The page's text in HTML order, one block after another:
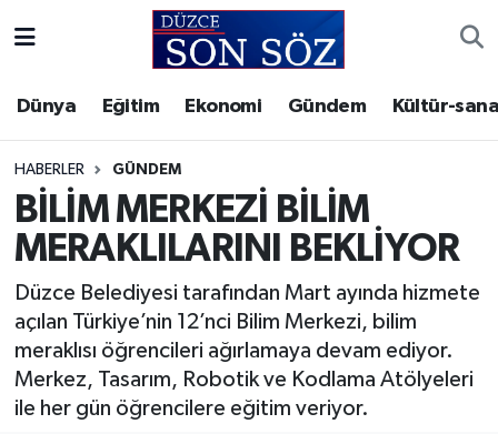
Dünya Eğitim Ekonomi Gündem Kültür-
HABERLER GÜNDEM
BİLİM MERKEZİ BİLİM
MERAKLILARINI BEKLİYOR
Düzce Belediyesi tarafından Mart ayında hizmete
açılan Türkiye’nin 12’nci Bilim Merkezi, bilim
meraklısı öğrencileri ağırlamaya devam ediyor.
Merkez, Tasarım, Robotik ve Kodlama Atölyeleri
ile her gün öğrencilere eğitim veriyor.
Gizlilik Sözleşmesi
İletişim
Künye
Video Galeri
Akçakoca Hava Durumu
Akçakoca Trafik Yoğunluk Haritası
Süper Lig Puan Durumu ve Fikstür
Tüm Manşetler
Son Dakika Haberleri
Haber Arşivi